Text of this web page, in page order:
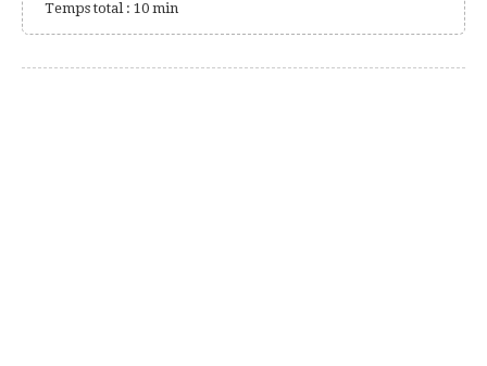
Temps total : 10 min